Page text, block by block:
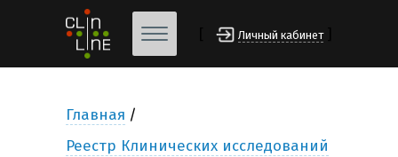
Личный кабинет
Главная
Реестр Клинических исследований